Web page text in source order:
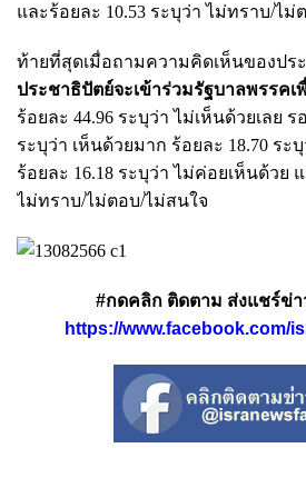
และร้อยละ 10.53 ระบุว่า ไม่ทราบ/ไ
ท้ายที่สุดเมื่อถามความคิดเห็นของปร
ประชาธิปัตย์จะเข้าร่วมรัฐบาลพรรคเ
ร้อยละ 44.96 ระบุว่า ไม่เห็นด้วยเลย ร
ระบุว่า เห็นด้วยมาก ร้อยละ 18.70 ระ
ร้อยละ 16.18 ระบุว่า ไม่ค่อยเห็นด้วย
ไม่ทราบ/ไม่ตอบ/ไม่สนใจ
#กดคลิก ติดตาม ส่งแชร์ข่
https://www.facebook.com/